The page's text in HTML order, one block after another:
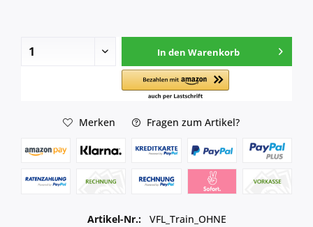
In den Warenkorb
Merken Fragen zum Artikel?
Artikel-Nr.:
VFL_Train_OHNE